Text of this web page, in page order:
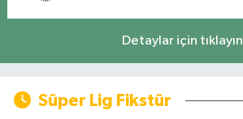
Detaylar için tıklayın
Süper Lig Fikstür